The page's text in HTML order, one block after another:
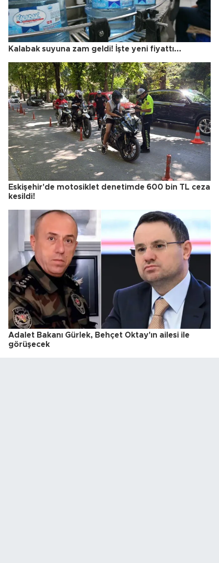
Kalabak suyuna zam geldi! İşte yeni fiyattı...
Eskişehir'de motosiklet denetimde 600 bin TL ceza
kesildi!
Adalet Bakanı Gürlek, Behçet Oktay'ın ailesi ile
görüşecek